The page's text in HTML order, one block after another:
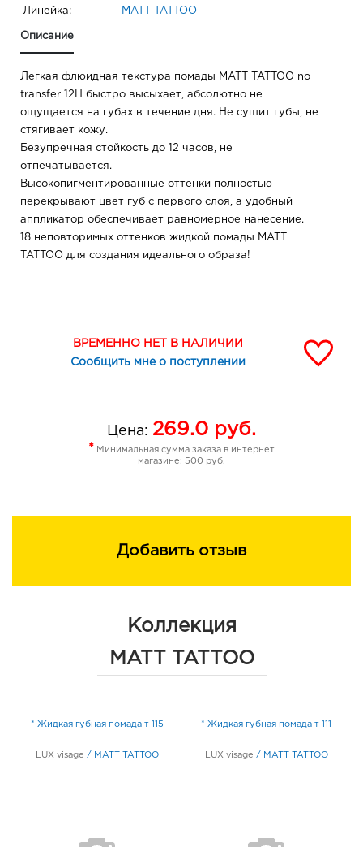
Линейка: MATT TATTOO
Описание
Легкая флюидная текстура помады MATT TATTOO no
transfer 12H быстро высыхает, абсолютно не
ощущается на губах в течение дня. Не сушит губы, не
стягивает кожу.
Безупречная стойкость до 12 часов, не
отпечатывается.
Высокопигментированные оттенки полностью
перекрывают цвет губ с первого слоя, а удобный
аппликатор обеспечивает равномерное нанесение.
18 неповторимых оттенков жидкой помады MATT
TATTOO для создания идеального образа!
ВРЕМЕННО НЕТ В НАЛИЧИИ
Сообщить мне о поступлении
Цена: 269.0 руб.
* Минимальная сумма заказа в интернет
магазине: 500 руб.
Добавить отзыв
Коллекция
MATT TATTOO
* Жидкая губная помада т 115
LUX visage / MATT TATTOO
* Жидкая губная помада т 111
LUX visage / MATT TATTOO